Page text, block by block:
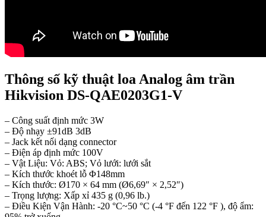
Thông số kỹ thuật loa Analog âm trần
Hikvision DS-QAE0203G1-V
– Công suất định mức 3W
– Độ nhạy ±91dB 3dB
– Jack kết nối dạng connector
– Điện áp định mức 100V
– Vật Liệu: Vỏ: ABS; Vỏ lưới: lưới sắt
– Kích thước khoét lỗ Φ148mm
– Kích thước: Ø170 × 64 mm (Ø6,69″ × 2,52″)
– Trọng lượng: Xấp xỉ 435 g (0,96 lb.)
– Điều Kiện Vận Hành: -20 °C~50 °C (-4 °F đến 122 °F ), độ ẩm: